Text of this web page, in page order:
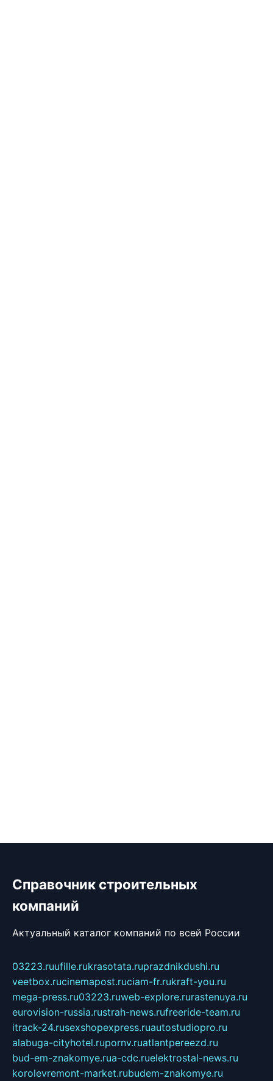
Справочник строительных
компаний
Актуальный каталог компаний по всей России
03223.ruufille.rukrasotata.ruprazdnikdushi.ru
veetbox.rucinemapost.ruciam-fr.rukraft-you.ru
mega-press.ru03223.ruweb-explore.rurastenuya.ru
eurovision-russia.rustrah-news.rufreeride-team.ru
itrack-24.rusexshopexpress.ruautostudiopro.ru
alabuga-cityhotel.rupornv.ruatlantpereezd.ru
bud-em-znakomye.rua-cdc.ruelektrostal-news.ru
korolevremont-market.rubudem-znakomye.ru